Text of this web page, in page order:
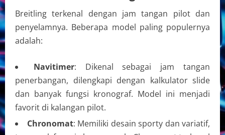
Breitling terkenal dengan jam tangan pilot dan
penyelamnya. Beberapa model paling populernya
adalah:
Navitimer: Dikenal sebagai jam tangan
penerbangan, dilengkapi dengan kalkulator slide
dan banyak fungsi kronograf. Model ini menjadi
favorit di kalangan pilot.
Chronomat: Memiliki desain sporty dan variatif,